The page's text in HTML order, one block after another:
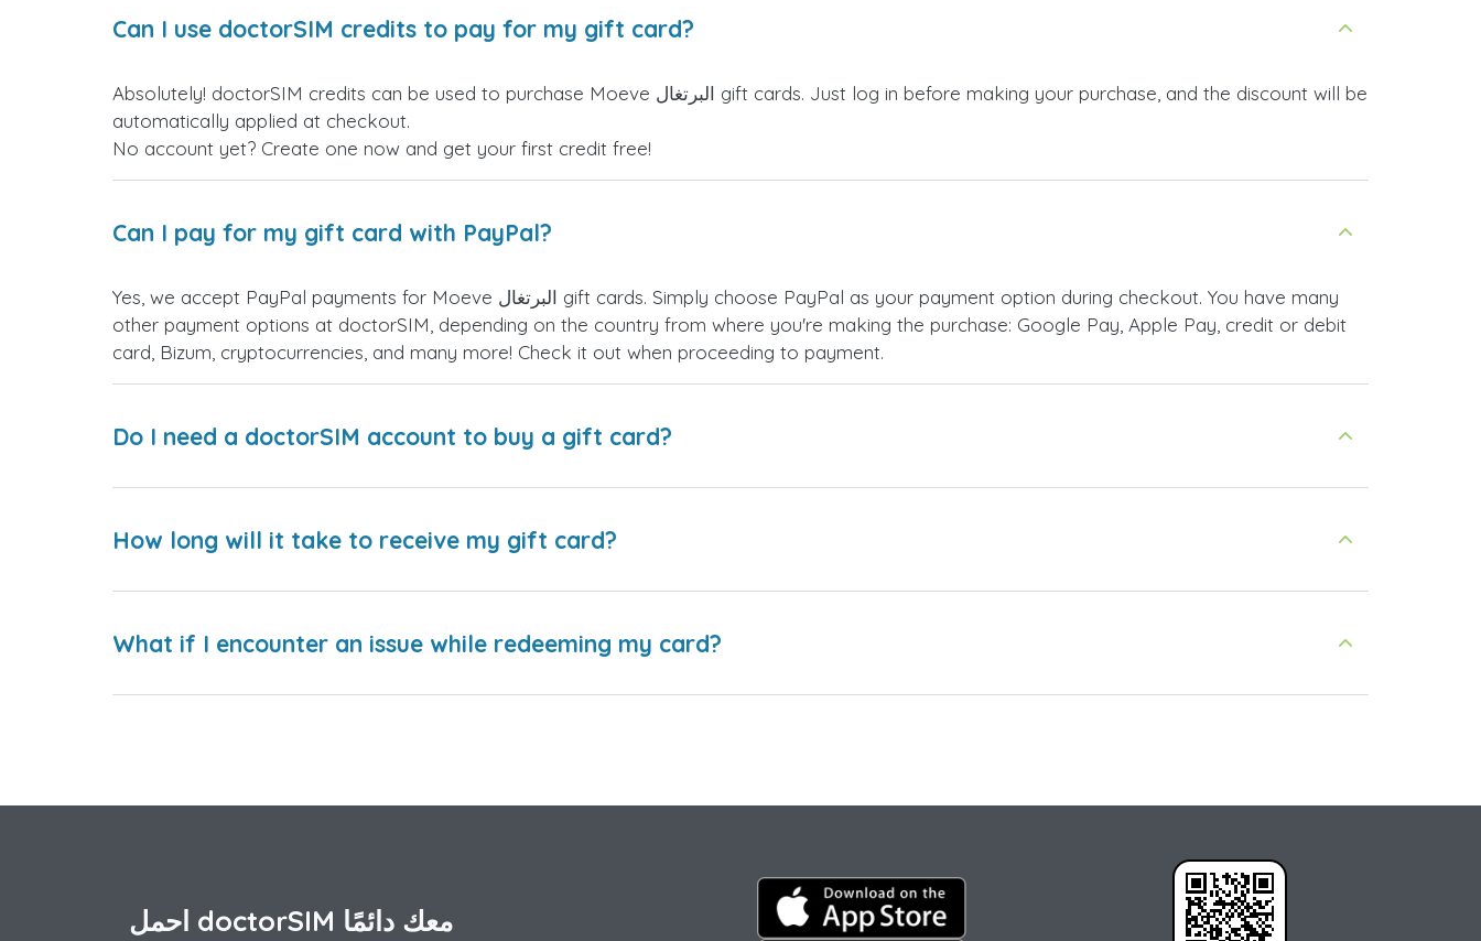
Can I use doctorSIM credits to pay for my gift card?
Absolutely! doctorSIM credits can be used to purchase Moeve البرتغال gift cards. Just log in before making your purchase, and the discount will be
automatically applied at checkout.
No account yet? Create one now and get your first credit free!
Can I pay for my gift card with PayPal?
Yes, we accept PayPal payments for Moeve البرتغال gift cards. Simply choose PayPal as your payment option during checkout. You have many
other payment options at doctorSIM, depending on the country from where you're making the purchase: Google Pay, Apple Pay, credit or debit
card, Bizum, cryptocurrencies, and many more! Check it out when proceeding to payment.
Do I need a doctorSIM account to buy a gift card?
How long will it take to receive my gift card?
What if I encounter an issue while redeeming my card?
احمل doctorSIM معك دائمًا